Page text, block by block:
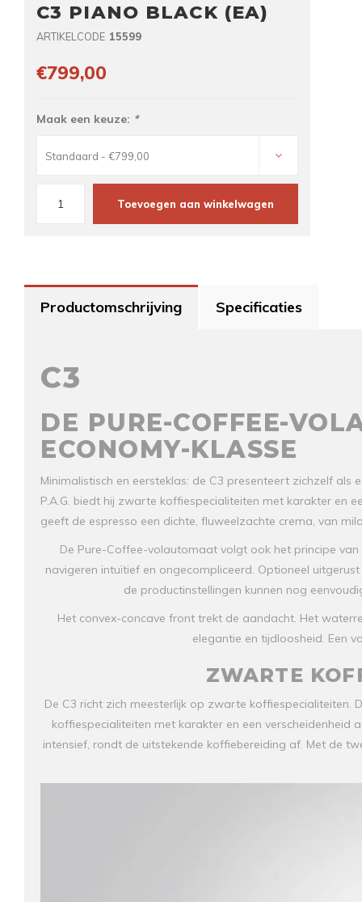
C3 PIANO BLACK (EA)
ARTIKELCODE 15599
€799,00
Maak een keuze: *
Standaard - €799,00
Toevoegen aan winkelwagen
Productomschrijving Specificaties
C3
DE PURE-COFFEE-
ECONOMY-KLASSE
Minimalistisch en eersteklas: de C3 presenteert zichzelf
P.A.G. biedt hij zwarte koffiespecialiteiten met karakter en
geeft de espresso een dichte, fluweelzachte crema, van
De Pure-Coffee-volautomaat volgt ook het principe
navigeren intuïtief en ongecompliceerd. Optioneel
de productinstellingen kunnen nog
Het convex-concave front trekt de aandacht. Het
elegantie en tijdloosheid. Een
ZWARTE
De C3 richt zich meesterlijk op zwarte koffiespecialiteiten.
koffiespecialiteiten met karakter en een
intensief, rondt de uitstekende koffiebereiding af. Met de